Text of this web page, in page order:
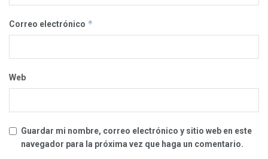
Correo electrónico *
Web
Guardar mi nombre, correo electrónico y sitio web en este
navegador para la próxima vez que haga un comentario.